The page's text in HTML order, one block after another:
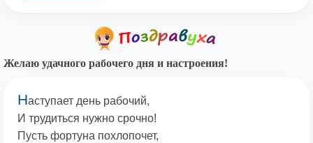
Желаю удачного рабочего дня и настроения!
Наступает день рабочий,
И трудиться нужно срочно!
Пусть фортуна похлопочет,